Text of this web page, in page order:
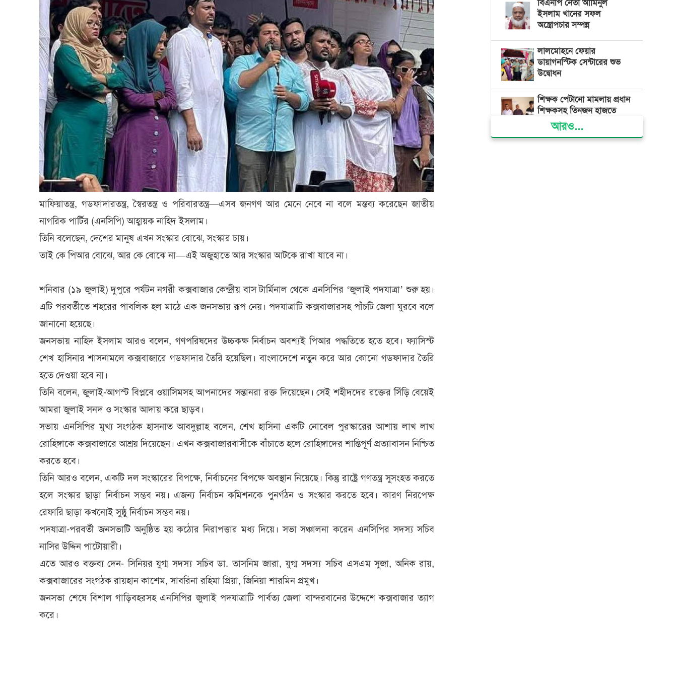
মাফিয়াতন্ত্র, গডফাদারতন্ত্র, স্বৈরতন্ত্র ও পরিবারতন্ত্র—এসব জনগণ আর মেনে নেবে না বলে মন্তব্য করেছেন জাতীয়
নাগরিক পার্টির (এনসিপি) আহ্বায়ক নাহিদ ইসলাম।
তিনি বলেছেন, দেশের মানুষ এখন সংস্কার বোঝে, সংস্কার চায়।
তাই কে পিআর বোঝে, আর কে বোঝে না—এই অজুহাতে আর সংস্কার আটকে রাখা যাবে না।
শনিবার (১৯ জুলাই) দুপুরে পর্যটন নগরী কক্সবাজার কেন্দ্রীয় বাস টার্মিনাল থেকে এনসিপির ‘জুলাই পদযাত্রা’ শুরু হয়।
এটি পরবর্তীতে শহরের পাবলিক হল মাঠে এক জনসভায় রূপ নেয়। পদযাত্রাটি কক্সবাজারসহ পাঁচটি জেলা ঘুরবে বলে
জানানো হয়েছে।
জনসভায় নাহিদ ইসলাম আরও বলেন, গণপরিষদের উচ্চকক্ষ নির্বাচন অবশ্যই পিআর পদ্ধতিতে হতে হবে। ফ্যাসিস্ট
শেখ হাসিনার শাসনামলে কক্সবাজারে গডফাদার তৈরি হয়েছিল। বাংলাদেশে নতুন করে আর কোনো গডফাদার তৈরি
হতে দেওয়া হবে না।
তিনি বলেন, জুলাই-আগস্ট বিপ্লবে ওয়াসিমসহ আপনাদের সন্তানরা রক্ত দিয়েছেন। সেই শহীদদের রক্তের সিঁড়ি বেয়েই
আমরা জুলাই সনদ ও সংস্কার আদায় করে ছাড়ব।
সভায় এনসিপির মুখ্য সংগঠক হাসনাত আবদুল্লাহ বলেন, শেখ হাসিনা একটি নোবেল পুরস্কারের আশায় লাখ লাখ
রোহিঙ্গাকে কক্সবাজারে আশ্রয় দিয়েছেন। এখন কক্সবাজারবাসীকে বাঁচাতে হলে রোহিঙ্গাদের শান্তিপূর্ণ প্রত্যাবাসন নিশ্চিত
করতে হবে।
তিনি আরও বলেন, একটি দল সংস্কারের বিপক্ষে, নির্বাচনের বিপক্ষে অবস্থান নিয়েছে। কিন্তু রাষ্ট্রে গণতন্ত্র সুসংহত করতে
হলে সংস্কার ছাড়া নির্বাচন সম্ভব নয়। এজন্য নির্বাচন কমিশনকে পুনর্গঠন ও সংস্কার করতে হবে। কারণ নিরপেক্ষ
রেফারি ছাড়া কখনোই সুষ্ঠু নির্বাচন সম্ভব নয়।
পদযাত্রা-পরবর্তী জনসভাটি অনুষ্ঠিত হয় কঠোর নিরাপত্তার মধ্য দিয়ে। সভা সঞ্চালনা করেন এনসিপির সদস্য সচিব
নাসির উদ্দিন পাটোয়ারী।
এতে আরও বক্তব্য দেন- সিনিয়র যুগ্ম সদস্য সচিব ডা. তাসনিম জারা, যুগ্ম সদস্য সচিব এসএম সুজা, অনিক রায়,
কক্সবাজারের সংগঠক রায়হান কাশেম, সাবরিনা রহিমা প্রিয়া, জিনিয়া শারমিন প্রমুখ।
জনসভা শেষে বিশাল গাড়িবহরসহ এনসিপির জুলাই পদযাত্রাটি পার্বত্য জেলা বান্দরবানের উদ্দেশে কক্সবাজার ত্যাগ
করে।
বিএনপি নেতা আমিনুল
ইসলাম খানের সফল
অস্ত্রোপচার সম্পন্ন
লালমোহনে ফেয়ার
ডায়াগনস্টিক সেন্টারের শুভ
উদ্বোধন
শিক্ষক পেটানো মামলায় প্রধান
শিক্ষকসহ তিনজন হাজতে
আরও...